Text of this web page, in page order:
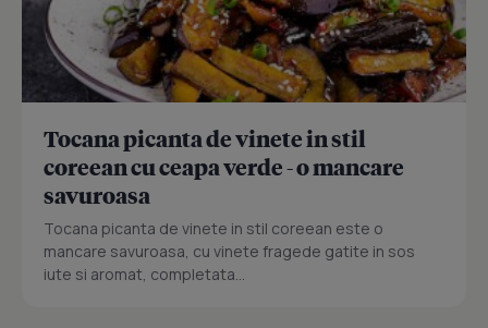
Tocana picanta de vinete in stil
coreean cu ceapa verde - o mancare
savuroasa
Tocana picanta de vinete in stil coreean este o
mancare savuroasa, cu vinete fragede gatite in sos
iute si aromat, completata...